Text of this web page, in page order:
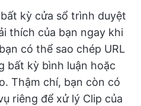
kỳ cửa sổ trình duyệt
thích của bạn ngay khi
có thể sao chép URL
bất kỳ bình luận hoặc
Thậm chí, bạn còn có
riêng để xử lý Clip của